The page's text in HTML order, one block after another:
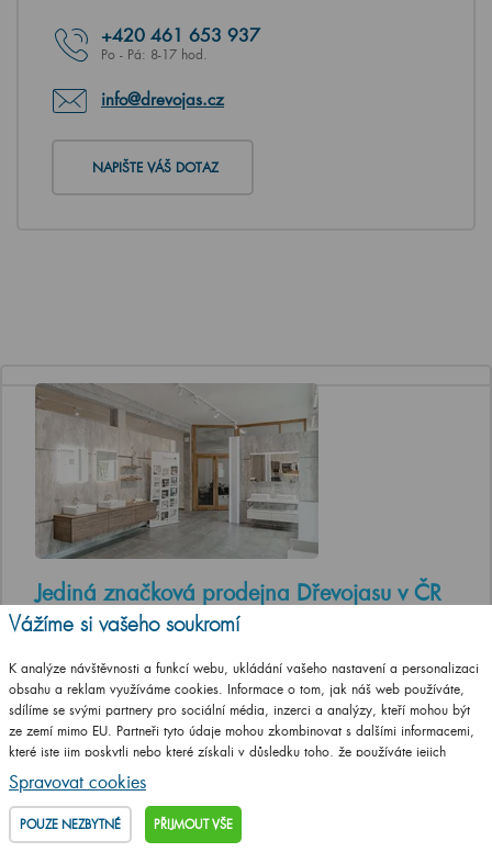
+420 461 653 937
Po - Pá: 8-17 hod.
info@drevojas.cz
NAPIŠTE VÁŠ DOTAZ
Jediná značková prodejna Dřevojasu v ČR
Po, St a Pá 8-12 a 13-17 hod
Út a Čt ZAVŘENO
Adresa prodejny
T. G. Masaryka 46/22 (vstup z ulice
Jungmannova), 568 02 Svitavy
UKAŽ NA MAPĚ
Vážíme si vašeho soukromí
K analýze návštěvnosti a funkcí webu, ukládání vašeho nastavení a personalizaci
obsahu a reklam využíváme cookies. Informace o tom, jak náš web používáte,
sdílíme se svými partnery pro sociální média, inzerci a analýzy, kteří mohou být
ze zemí mimo EU. Partneři tyto údaje mohou zkombinovat s dalšími informacemi,
které jste jim poskytli nebo které získali v důsledku toho, že používáte jejich
služby.
Podrobné informace
Spravovat cookies
POUZE NEZBYTNÉ PŘIJMOUT VŠE